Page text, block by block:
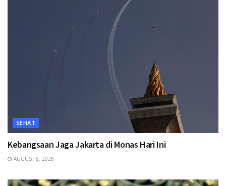
SEHAT
Kebangsaan Jaga Jakarta di Monas Hari Ini
AUGUST 8, 2026